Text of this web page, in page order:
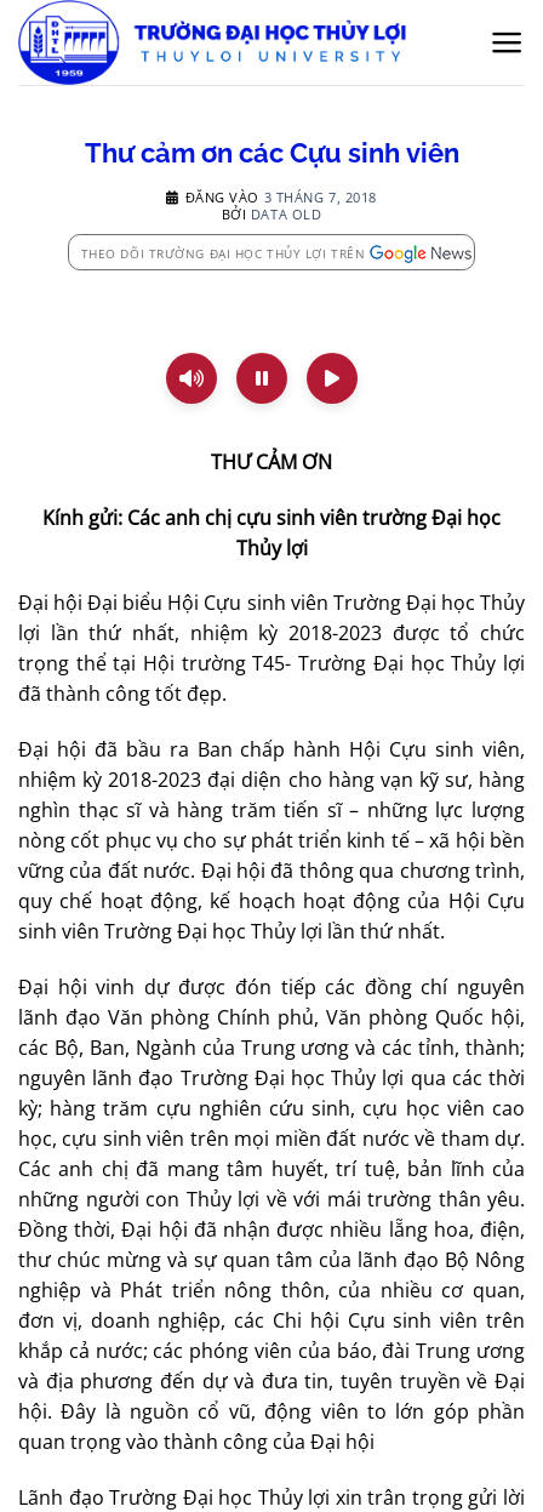
qua
nội
Thư cảm ơn các Cựu sinh viên
ĐĂNG VÀO 3 THÁNG 7, 2018
BỞI DATA OLD
THEO DÕI TRƯỜNG ĐẠI HỌC THỦY LỢI TRÊN
THƯ CẢM ƠN
Kính gửi: Các anh chị cựu sinh viên trường Đại học
Thủy lợi
Đại hội Đại biểu Hội Cựu sinh viên Trường Đại học Thủy
lợi lần thứ nhất, nhiệm kỳ 2018-2023 được tổ chức
trọng thể tại Hội trường T45- Trường Đại học Thủy lợi
đã thành công tốt đẹp.
Đại hội đã bầu ra Ban chấp hành Hội Cựu sinh viên,
nhiệm kỳ 2018-2023 đại diện cho hàng vạn kỹ sư, hàng
nghìn thạc sĩ và hàng trăm tiến sĩ – những lực lượng
nòng cốt phục vụ cho sự phát triển kinh tế – xã hội bền
vững của đất nước. Đại hội đã thông qua chương trình,
quy chế hoạt động, kế hoạch hoạt động của Hội Cựu
sinh viên Trường Đại học Thủy lợi lần thứ nhất.
Đại hội vinh dự được đón tiếp các đồng chí nguyên
lãnh đạo Văn phòng Chính phủ, Văn phòng Quốc hội,
các Bộ, Ban, Ngành của Trung ương và các tỉnh, thành;
nguyên lãnh đạo Trường Đại học Thủy lợi qua các thời
kỳ; hàng trăm cựu nghiên cứu sinh, cựu học viên cao
học, cựu sinh viên trên mọi miền đất nước về tham dự.
Các anh chị đã mang tâm huyết, trí tuệ, bản lĩnh của
những người con Thủy lợi về với mái trường thân yêu.
Đồng thời, Đại hội đã nhận được nhiều lẵng hoa, điện,
thư chúc mừng và sự quan tâm của lãnh đạo Bộ Nông
nghiệp và Phát triển nông thôn, của nhiều cơ quan,
đơn vị, doanh nghiệp, các Chi hội Cựu sinh viên trên
khắp cả nước; các phóng viên của báo, đài Trung ương
và địa phương đến dự và đưa tin, tuyên truyền về Đại
hội. Đây là nguồn cổ vũ, động viên to lớn góp phần
quan trọng vào thành công của Đại hội
Lãnh đạo Trường Đại học Thủy lợi xin trân trọng gửi lời